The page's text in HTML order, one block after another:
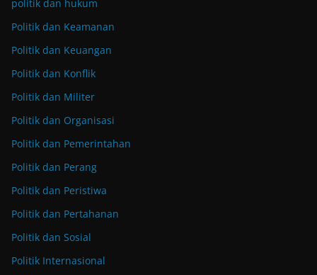
politik dan hukum
Politik dan Keamanan
Politik dan Keuangan
Politik dan Konflik
Politik dan Militer
Politik dan Organisasi
Politik dan Pemerintahan
Politik dan Perang
Politik dan Peristiwa
Politik dan Pertahanan
Politik dan Sosial
Politik Internasional